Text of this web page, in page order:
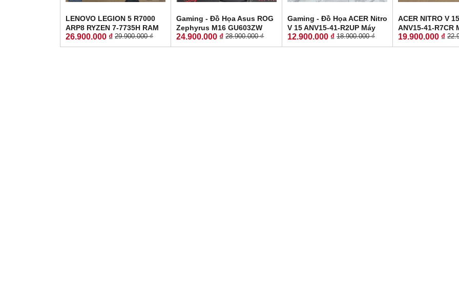
LENOVO LEGION 5 R7000
ARP8 RYZEN 7-7735H RAM
16GG SSD 512GB RTX™
4060 8GB GDDR6 MÀN HÌNH
26.900.000 ₫ 29.900.000 ₫
Gaming - Đồ Họa Asus ROG
Zephyrus M16 GU603ZW
CORE I9-12900H RAM 16GB
SSD 512GB RTX 3070 Ti 8GB
24.900.000 ₫ 28.900.000 ₫
Gaming - Đồ Họa ACER Nitro
V 15 ANV15-41-R2UP Máy
LikeNew-Bảo Hành Hãng
RYZEN 5-6600H RAM 16GB
12.900.000 ₫ 18.900.000 ₫
ACER NITRO V
ANV15-41-R7CR
LikeNew-Còn
Hãng RYZEN 5-
19.900.000 ₫